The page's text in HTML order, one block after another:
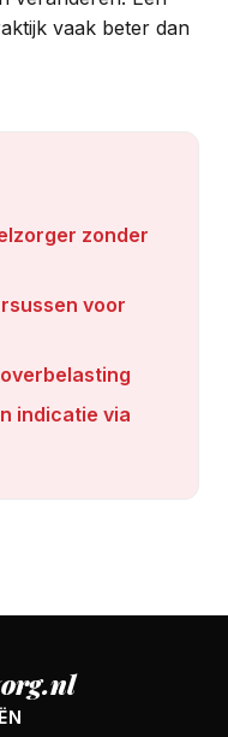
vaak beter dan
zonder
voor
indicatie via